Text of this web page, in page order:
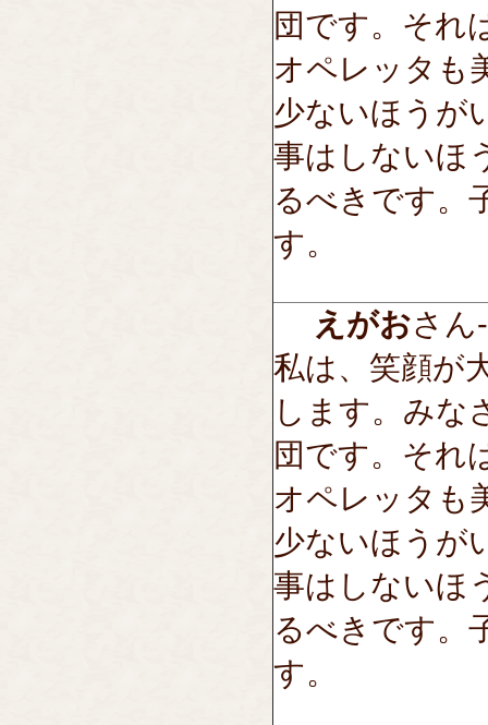
団です。それ
オペレッタも
少ないほうが
事はしないほ
るべきです。
す。
えがおさん
私は、笑顔が
します。みな
団です。それ
オペレッタも
少ないほうが
事はしないほ
るべきです。
す。